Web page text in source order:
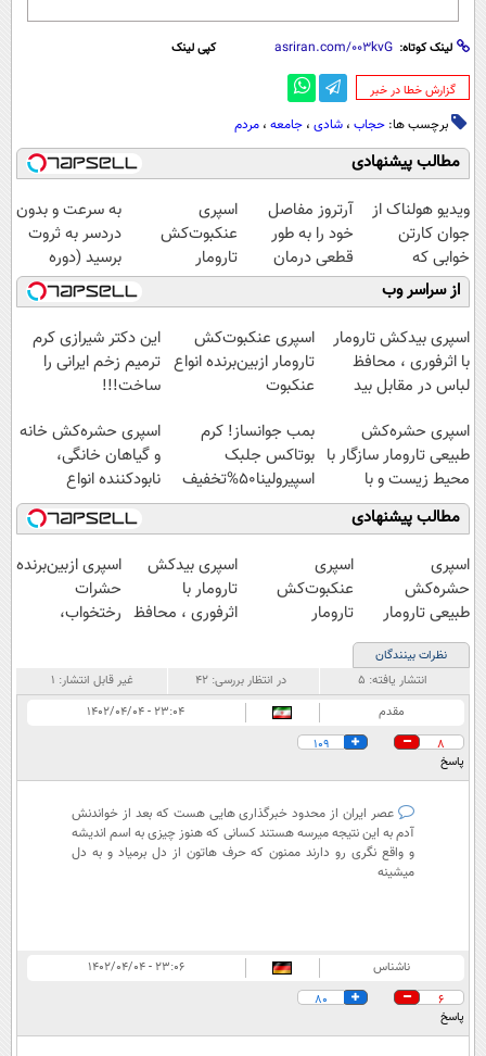
لینک کوتاه: کپی لینک
‌گزارش خطا در خبر
برچسب ها: حجاب ، شادی ، جامعه ، مردم
مطالب پیشنهادی
ویدیو هولناک از
جوان کارتن
خوابی که
میلیاردر شد.
آموزش رایگان
آرتروز مفاصل
خود را به طور
قطعی درمان
کنید!
◗پرسش‌نامه◖
اسپری
عنکبوت‌‌کش
تارومار
ازبین‌برنده انواع
عنکبوت
به سرعت و بدون
دردسر به ثروت
برسید (دوره
کاملا رایگان
پولسازی)
از سراسر وب
اسپری بیدکش تارومار
با اثرفوری ، محافظ
لباس در مقابل بید
اسپری عنکبوت‌‌کش
تارومار ازبین‌برنده انواع
عنکبوت
این دکتر شیرازی کرم
ترمیم زخم ایرانی را
ساخت!!!
اسپری حشره‌کش
طبیعی تارومار سازگار با
محیط زیست و با
محافظت طبیعی
بمب جوانساز! کرم
بوتاکس جلبک
اسپیرولینا50%تخفیف
اسپری حشره‌کش خانه
و گیاهان خانگی،
نابودکننده انواع
حشرات خانگی و آفات
مطالب پیشنهادی
اسپری
حشره‌کش
طبیعی تارومار
سازگار با محیط
زیست و با
محافظت طبیعی
اسپری
عنکبوت‌‌کش
تارومار
اسپری بیدکش
تارومار با
اثرفوری ، محافظ
اسپری ازبین‌برنده
حشرات
رختخواب،
ساس
نظرات بینندگان
انتشار یافته: ۵ در انتظار بررسی: ۴۲ غیر قابل انتشار: ۱
مقدم
۲۳:۰۴ - ۱۴۰۲/۰۴/۰۴
8
109
پاسخ
عصر ایران از محدود خبرگذاری هایی هست که بعد از خواندنش
آدم به این نتیجه میرسه هستند کسانی که هنوز چیزی به اسم اندیشه
و واقع نگری رو دارند ممنون که حرف هاتون از دل برمیاد و به دل
میشینه
ناشناس
۲۳:۰۶ - ۱۴۰۲/۰۴/۰۴
6
80
پاسخ